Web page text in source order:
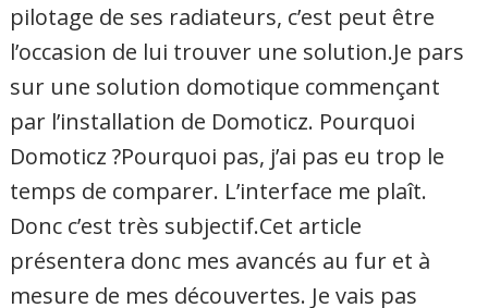
pilotage de ses radiateurs, c’est peut être
l’occasion de lui trouver une solution.Je pars
sur une solution domotique commençant
par l’installation de Domoticz. Pourquoi
Domoticz ?Pourquoi pas, j’ai pas eu trop le
temps de comparer. L’interface me plaît.
Donc c’est très subjectif.Cet article
présentera donc mes avancés au fur et à
mesure de mes découvertes. Je vais pas